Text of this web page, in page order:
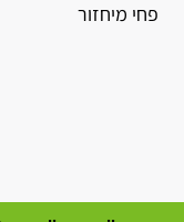
פחי מיחזור